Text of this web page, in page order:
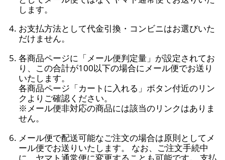
します。
お支払方法として代金引換・コンビニはお選びいた
だけません。
各商品ページに「メール便判定量」が設定されてお
り、この合計が100以下の場合にメール便でお送り
いたします。
各商品ページ「カートに入れる」ボタン付近のリン
クよりご確認ください。
※メール便非対応の商品には該当のリンクはありま
せん。
メール便で配送可能なご注文の場合は原則としてメ
ール便でお送りいたします。 なお、ご注文手続中
に、ヤマト通常便に変更することも可能です。 支払